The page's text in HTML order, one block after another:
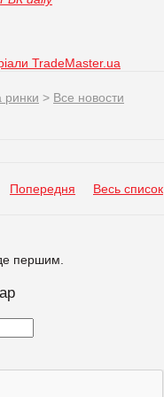
TradeMaster.ua
ринки > Все новости
Попередня Весь список
першим.